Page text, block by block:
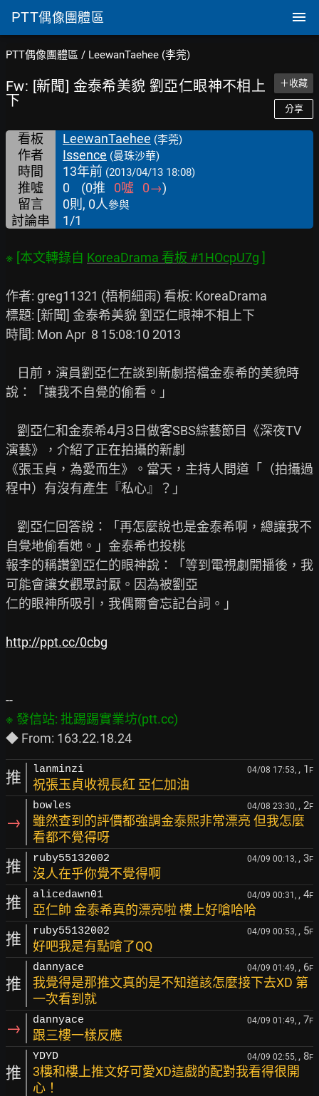
PTT偶像團體區
PTT偶像團體區 / LeewanTaehee (李莞)
Fw: [新聞] 金泰希美貌 劉亞仁眼神不相上
下
＋收藏
分享
看板 LeewanTaehee (李莞)
作者 Issence (曼珠沙華)
時間 13年前 (2013/04/13 18:08)
推噓 0 (0推 0噓 0→)
留言
0則, 0人參與
討論串 1/1
※ [本文轉錄自 KoreaDrama 看板 #1HOcpU7g
作者: greg11321 (梧桐細雨) 看板: KoreaDrama
標題: [新聞] 金泰希美貌 劉亞仁眼神不相上下
時間: Mon Apr  8 15:08:10 2013
說：「讓我不自覺的偷看。」
演藝》，介紹了正在拍攝的新劇
《張玉貞，為愛而生》。當天，主持人問道「（拍攝過
程中）有沒有產生『私心』？」
自覺地偷看她。」金泰希也投桃
報李的稱讚劉亞仁的眼神說：「等到電視劇開播後，我
可能會讓女觀眾討厭。因為被劉亞
仁的眼神所吸引，我偶爾會忘記台詞。」
http://ppt.cc/0cbg
推 lanminzi 04/08 17:53, , 1 F
祝張玉貞收視長紅 亞仁加油
→
bowles 04/08 23:30, , 2F
雖然查到的評價都強調金泰熙非常漂亮 但我怎麼
看都不覺得呀
推 ruby55132002 04/09 00:13, , 3F
沒人在乎你覺不覺得啊
推 alicedawn01 04/09 00:31, , 4F
亞仁帥 金泰希真的漂亮啦 樓上好嗆哈哈
推 ruby55132002 04/09 00:53, , 5F
好吧我是有點嗆了QQ
推
dannyace 04/09 01:49, , 6F
我覺得是那推文真的是不知道該怎麼接下去XD 第
一次看到就
→ dannyace 04/09 01:49, , 7F
跟三樓一樣反應
推
YDYD 04/09 02:55, , 8F
3樓和樓上推文好可愛XD這戲的配對我看得很開
心！